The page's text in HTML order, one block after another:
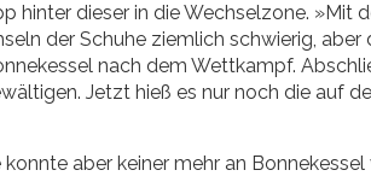
hinter dieser in die Wechselzone. »Mit
der Schuhe ziemlich schwierig,
nach dem Wettkampf.
Jetzt hieß es nur noch die auf
konnte aber keiner mehr an